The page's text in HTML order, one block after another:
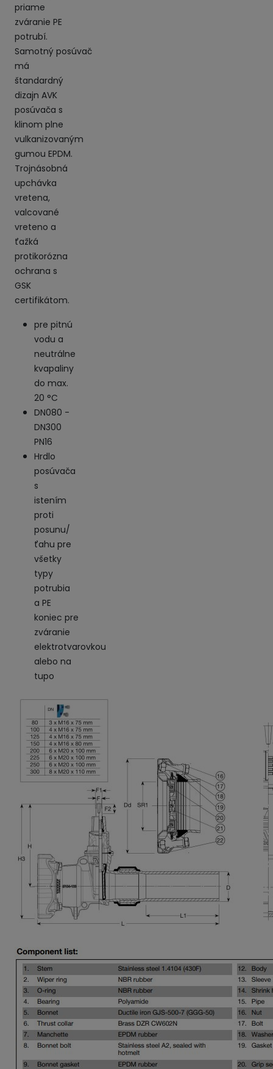
priame
zváranie PE
potrubí.
Samotný posúvač
má
štandardný
dizajn AVK
posúvača s
klinom plne
vulkanizovaným
gumou EPDM.
Trojnásobná
upchávka
vretena,
valcované
vreteno a
ťažká
protikorózna
ochrana s
GSK
certifikátom.
pre pitnú
vodu a
neutrálne
kvapaliny
do max.
20 °C
DN080 -
DN300
PN16
Hrdlo
posúvača
s
istením
proti
posunu/
ťahu pre
všetky
typy
potrubia
a PE
koniec pre
zváranie
elektrotvarovkou
alebo na
tupo